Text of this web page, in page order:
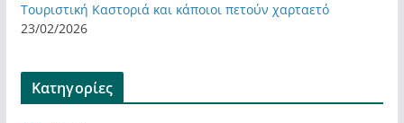
Τουριστική Καστοριά και κάποιοι πετούν χαρταετό
23/02/2026
Kατηγορίες